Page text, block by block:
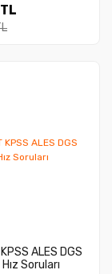
ALES DGS
Soruları